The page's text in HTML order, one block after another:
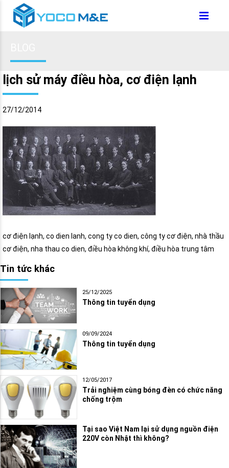
lịch sử máy điều hòa, cơ điện lạnh
27/12/2014
cơ điện lạnh, co dien lanh, cong ty co dien, công ty cơ điện, nhà thầu
cơ điện, nha thau co dien, điều hòa không khí, điều hòa trung tâm
Tin tức khác
25/12/2025
Thông tin tuyển dụng
09/09/2024
Thông tin tuyển dụng
12/05/2017
Trải nghiệm cùng bóng đèn có chức năng
chống trộm
Tại sao Việt Nam lại sử dụng nguồn điện
220V còn Nhật thì không?